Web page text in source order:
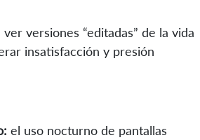
ver versiones “editadas” de la vida
insatisfacción y presión
el uso nocturno de pantallas